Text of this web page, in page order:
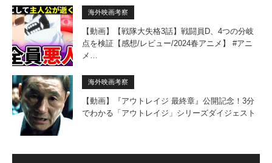
海外映画考察
【動画】【戦隊大失格3話】戦闘員D、4つの分岐
点を検証【感想/レビュー/2024春アニメ】 #アニ
メ…
海外映画考察
【動画】『アウトレイジ 最終章』公開記念！3分
でわかる「アウトレイジ」シリーズダイジェスト